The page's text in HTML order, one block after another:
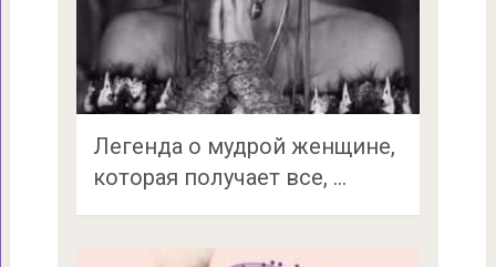
Легенда о мудрой женщине,
которая получает все, …